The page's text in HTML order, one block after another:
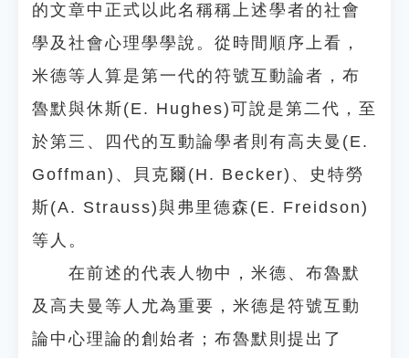
的文章中正式以此名稱稱上述學者的社會
學及社會心理學學說。從時間順序上看，
米德等人算是第一代的符號互動論者，布
魯默與休斯(E. Hughes)可說是第二代，至
於第三、四代的互動論學者則有高夫曼(E.
Goffman)、貝克爾(H. Becker)、史特勞
斯(A. Strauss)與弗里德森(E. Freidson)
等人。
在前述的代表人物中，米德、布魯默
及高夫曼等人尤為重要，米德是符號互動
論中心理論的創始者；布魯默則提出了